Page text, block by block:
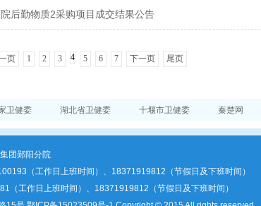
后勤物质2采购项目成交结果公告
页 1 2 3 4 5 6 7 下一页 尾页
卫健委 湖北省卫健委 十堰市卫健委 秦楚网
团郧阳分院
（工作日上班时间）、18371919812（节假日及下班时间）
（工作日上班时间）、18371919812（节假日及下班时间）